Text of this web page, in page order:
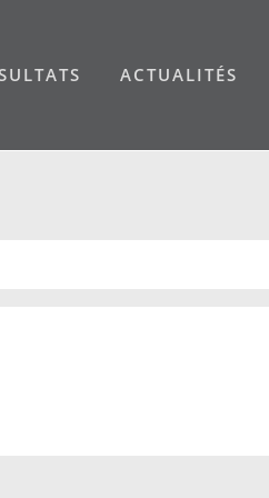
ACTUALITÉS